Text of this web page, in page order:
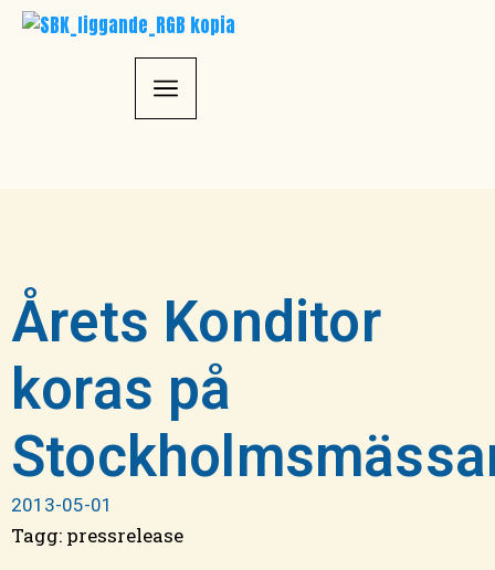
Årets Konditor
koras på
2013-05-01
Tagg: pressrelease